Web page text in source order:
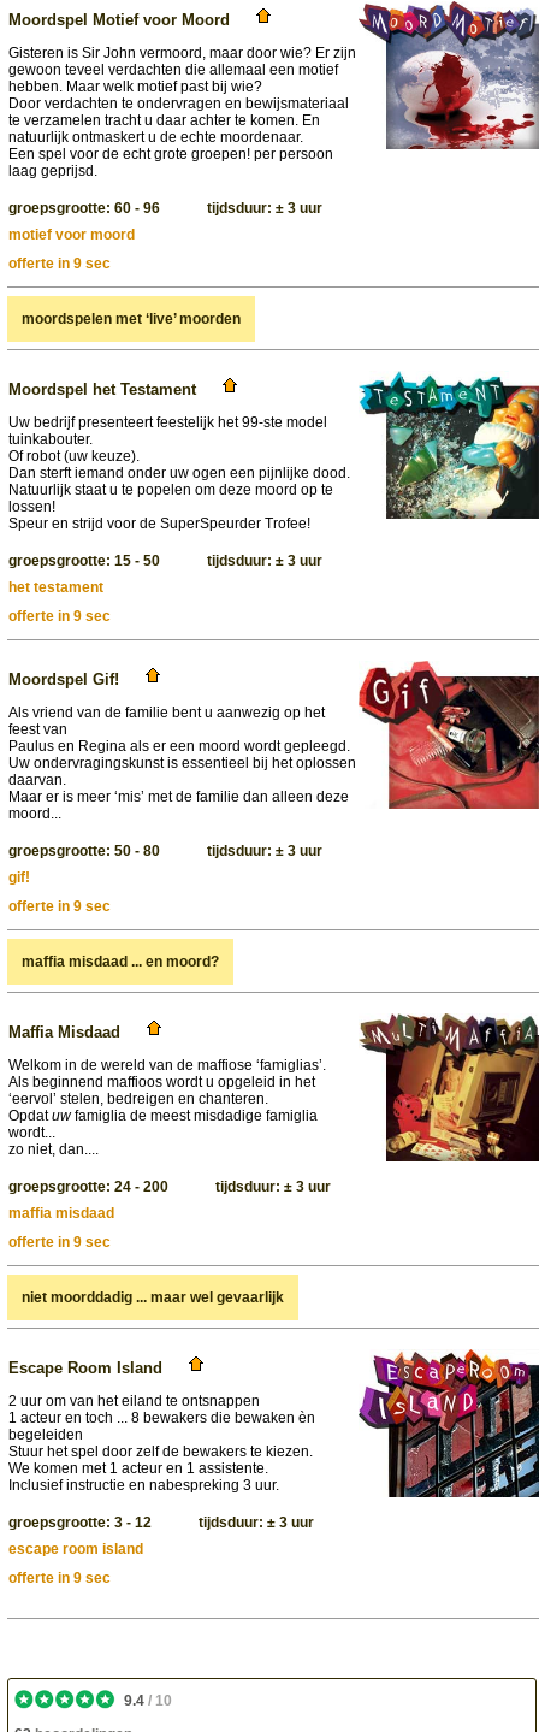
Moordspel Motief voor Moord
Gisteren is Sir John vermoord, maar door wie? Er zijn
gewoon teveel verdachten die allemaal een motief
hebben. Maar welk motief past bij wie?
Door verdachten te ondervragen en bewijsmateriaal
te verzamelen tracht u daar achter te komen. En
natuurlijk ontmaskert u de echte moordenaar.
Een spel voor de echt grote groepen! per persoon
laag geprijsd.
groepsgrootte: 60 - 96 tijdsduur: ± 3 uur
motief voor moord
offerte in 9 sec
moordspelen met ‘live’ moorden
Moordspel het Testament
Uw bedrijf presenteert feestelijk het 99-ste model
tuinkabouter.
Of robot (uw keuze).
Dan sterft iemand onder uw ogen een pijnlijke dood.
Natuurlijk staat u te popelen om deze moord op te
lossen!
Speur en strijd voor de SuperSpeurder Trofee!
groepsgrootte: 15 - 50 tijdsduur: ± 3 uur
het testament
offerte in 9 sec
Moordspel Gif!
Als vriend van de familie bent u aanwezig op het
feest van
Paulus en Regina als er een moord wordt gepleegd.
Uw ondervragingskunst is essentieel bij het oplossen
daarvan.
Maar er is meer ‘mis’ met de familie dan alleen deze
moord...
groepsgrootte: 50 - 80 tijdsduur: ± 3 uur
gif!
offerte in 9 sec
maffia misdaad ... en moord?
Maffia Misdaad
Welkom in de wereld van de maffiose ‘famiglias’.
Als beginnend maffioos wordt u opgeleid in het
‘eervol’ stelen, bedreigen en chanteren.
Opdatuwfamiglia de meest misdadige famiglia
wordt...
zo niet, dan....
groepsgrootte: 24 - 200 tijdsduur: ± 3 uur
maffia misdaad
offerte in 9 sec
niet moorddadig ... maar wel gevaarlijk
Escape Room Island
2 uur om van het eiland te ontsnappen
1 acteur en toch ... 8 bewakers die bewaken èn
begeleiden
Stuur het spel door zelf de bewakers te kiezen.
We komen met 1 acteur en 1 assistente.
Inclusief instructie en nabespreking 3 uur.
groepsgrootte: 3 - 12 tijdsduur: ± 3 uur
escape room island
offerte in 9 sec
9.4 / 10